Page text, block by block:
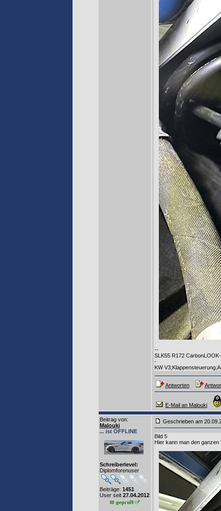
--
SLK55 R172
-
KW
Antworten
E-Mail an Malouki
Beitrag von:
Malouki
... ist OFFLINE
Schreiberlevel:
Diplomforenuser
Beiträge: 1451
User seit 27.04.2012
Geschrieben am
Bild 5
Hier kann man den